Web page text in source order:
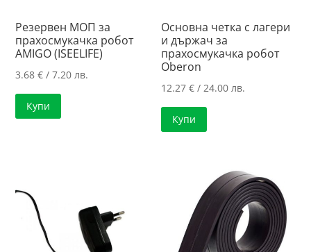
Резервен МОП за
прахосмукачка робот
AMIGO (ISEELIFE)
3.68€ / 7.20 лв.
Купи
Основна четка с лагери
и държач за
прахосмукачка робот
Oberon
12.27€ / 24.00 лв.
Купи